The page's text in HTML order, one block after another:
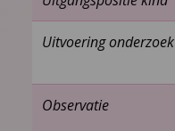
Uitvoering onderzoek
Observatie